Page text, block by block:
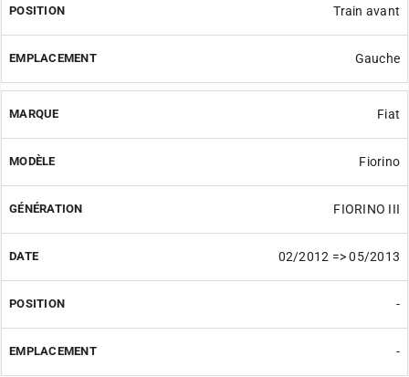
Train avant
Gauche
Fiat
Fiorino
FIORINO III
02/2012 => 05/2013
-
-